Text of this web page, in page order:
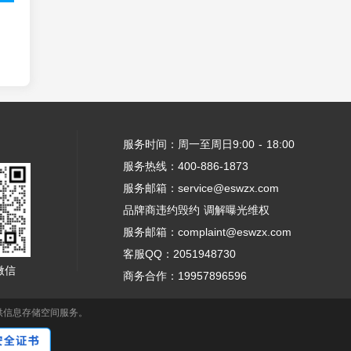
信
服务时间：周一至周日9:00 - 18:00
服务热线：400-886-1873
服务邮箱：service@eswzx.com
品牌商违约毁约 调解曝光维权
服务邮箱：complaint@eswzx.com
客服QQ：2051948730
商务合作：19957896596
息存储空间服务。